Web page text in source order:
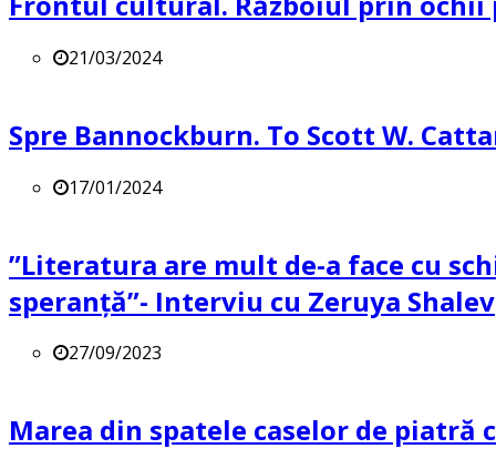
21/03/2024
Spre Bannockburn. To Scott W.
17/01/2024
”Literatura are mult de-a face cu
speranță”- Interviu cu Zeruya Shalev
27/09/2023
Marea din spatele caselor de piatră